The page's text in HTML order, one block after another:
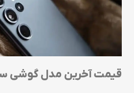
قیمت آخرین مدل گوشی